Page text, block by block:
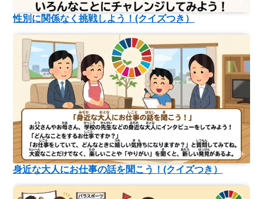
性別に関係なく挑戦しよう！(クイズつき）
身近な大人にお仕事の話を聞こう！(クイズつき）